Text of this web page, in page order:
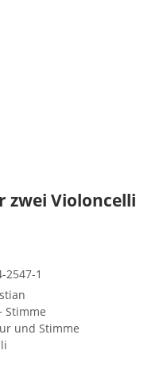
zwei Violoncelli
2547-1
Stimme
und Stimme